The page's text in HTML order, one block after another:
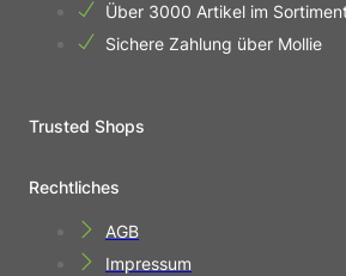
Über 3000 Artikel im
Sichere Zahlung über Mollie
Trusted Shops
Rechtliches
AGB
Impressum